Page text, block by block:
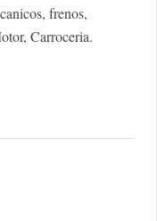
frenos,
Carroceria.